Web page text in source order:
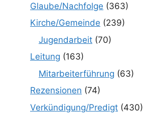
Glaube/Nachfolge (363)
Kirche/Gemeinde (239)
Jugendarbeit (70)
Leitung (163)
Mitarbeiterführung (63)
Rezensionen (74)
Verkündigung/Predigt (430)